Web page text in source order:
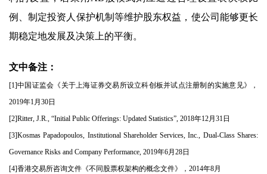
例、制定投资人保护机制等维护股东权益，使公司能够更长
期稳定地发展及决策上的平衡。
文中备注：
[1]中国证监会《关于上海证券交易所设立科创板并试点注册制的实施意见》，
2019年1月30日
[2]Ritter, J.R., “Initial Public Offerings: Updated Statistics”, 2018年12月31日
[3]Kosmas Papadopoulos, Institutional Shareholder Services, Inc., Dual-Class Shares:
Governance Risks and Company Performance, 2019年6月28日
[4]香港交易所咨询文件《不同股票权架构的概念文件》，2014年8月